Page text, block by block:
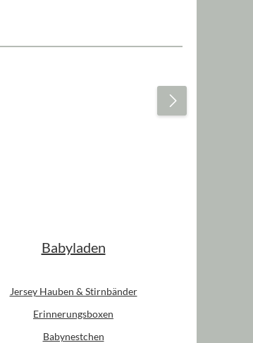
Babyladen
Jersey Hauben & Stirnbänder
Erinnerungsboxen
Babynestchen